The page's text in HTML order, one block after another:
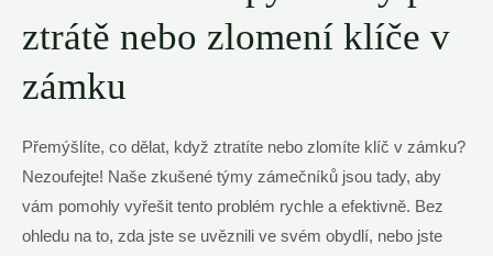
ztrátě nebo ‌zlomení klíče v
zámku
Přemýšlíte, co dělat, když ztratíte nebo zlomíte klíč ⁤v zámku?
⁢Nezoufejte!​ Naše zkušené týmy ⁢zámečníků jsou tady, aby
‍vám pomohly vyřešit tento⁢ problém rychle a efektivně. Bez
ohledu ​na⁢ to, zda jste se uvěznili ve svém obydlí, nebo⁤ jste